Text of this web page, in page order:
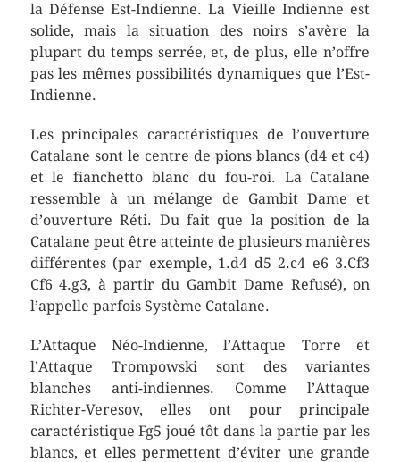
la Défense Est-Indienne. La Vieille Indienne est
solide, mais la situation des noirs s’avère la
plupart du temps serrée, et, de plus, elle n’offre
pas les mêmes possibilités dynamiques que l’Est-
Indienne.
Les principales caractéristiques de l’ouverture
Catalane sont le centre de pions blancs (d4 et c4)
et le fianchetto blanc du fou-roi. La Catalane
ressemble à un mélange de Gambit Dame et
d’ouverture Réti. Du fait que la position de la
Catalane peut être atteinte de plusieurs manières
différentes (par exemple, 1.d4 d5 2.c4 e6 3.Cf3
Cf6 4.g3, à partir du Gambit Dame Refusé), on
l’appelle parfois Système Catalane.
L’Attaque Néo-Indienne, l’Attaque Torre et
l’Attaque Trompowski sont des variantes
blanches anti-indiennes. Comme l’Attaque
Richter-Veresov, elles ont pour principale
caractéristique Fg5 joué tôt dans la partie par les
blancs, et elles permettent d’éviter une grande